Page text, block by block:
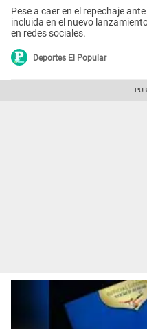
Pese a caer en el repechaje
incluida en el nuevo
en redes sociales.
Deportes El Popular